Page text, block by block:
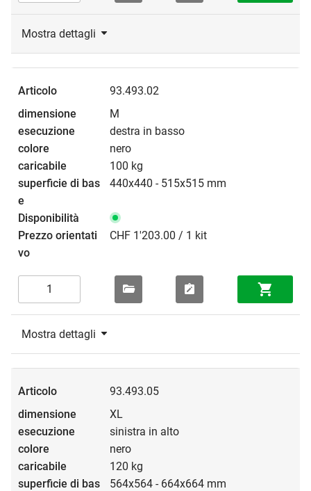
Mostra dettagli
93.493.02
M
destra in basso
nero
100 kg
440x440 - 515x515 mm
CHF 1'203.00 / 1 kit
Mostra dettagli
93.493.05
XL
sinistra in alto
nero
120 kg
564x564 - 664x664 mm